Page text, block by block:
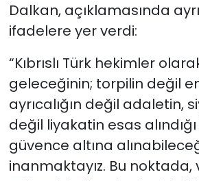
Dalkan, açıklamasında
ifadelere yer verdi:
“Kıbrıslı Türk hekimler
geleceğinin; torpilin değil
ayrıcalığın değil adaletin,
değil liyakatin esas
güvence altına
inanmaktayız. Bu noktada,